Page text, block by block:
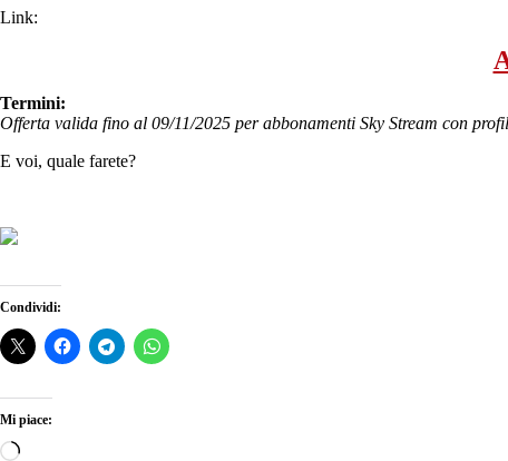
Link:
Termini:
Offerta valida fino al 09/11/2025 per abbonamenti Sky Stream con
E voi, quale farete?
Condividi:
Mi piace:
Caricamento